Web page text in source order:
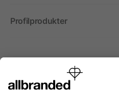
Profilprodukter